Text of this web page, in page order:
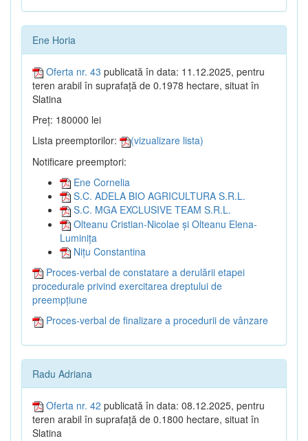
Ene Horia
Oferta nr. 43 publicată în data: 11.12.2025, pentru
teren arabil în suprafață de 0.1978 hectare, situat în
Slatina
Preț: 180000 lei
Lista preemptorilor:
(vizualizare lista)
Notificare preemptori:
Ene Cornelia
S.C. ADELA BIO AGRICULTURA S.R.L.
S.C. MGA EXCLUSIVE TEAM S.R.L.
Olteanu Cristian-Nicolae și Olteanu Elena-
Luminița
Nițu Constantina
Proces-verbal de constatare a derulării etapei
procedurale privind exercitarea dreptului de
preempțiune
Proces-verbal de finalizare a procedurii de vânzare
Radu Adriana
Oferta nr. 42 publicată în data: 08.12.2025, pentru
teren arabil în suprafață de 0.1800 hectare, situat în
Slatina